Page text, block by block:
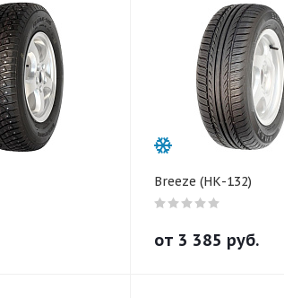
Breeze (НК-132)
от 3 385 руб.